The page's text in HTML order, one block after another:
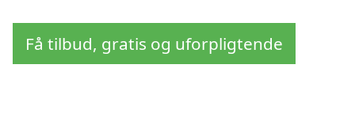
Få tilbud, gratis og uforpligtende